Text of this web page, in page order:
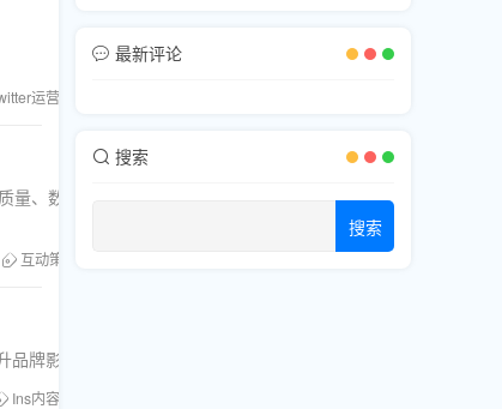
运营
、数据分析与优化以及持续学习与
互动策略
牌影响力。
Ins内容
最新评论
搜索
搜索